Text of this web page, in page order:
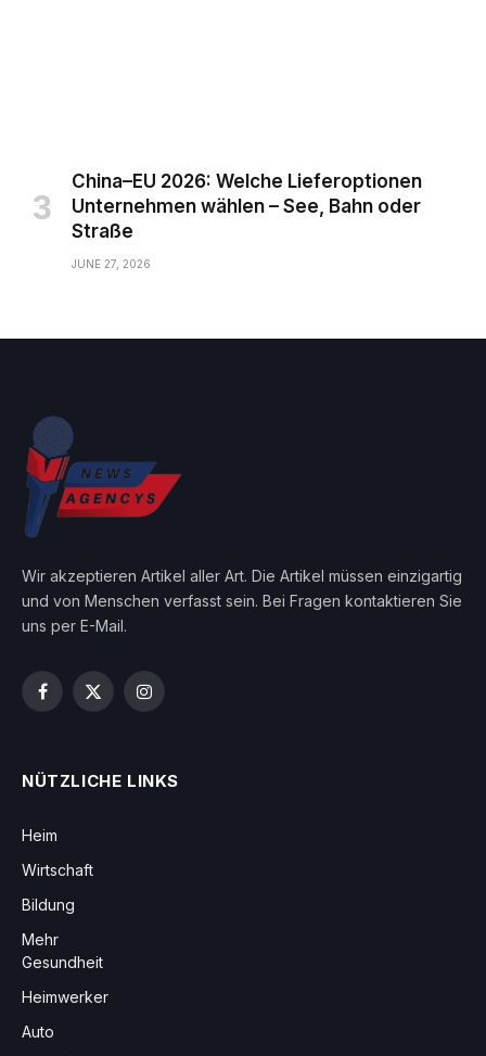
China–EU 2026: Welche Lieferoptionen
Unternehmen wählen – See, Bahn oder
Straße
JUNE 27, 2026
Wir akzeptieren Artikel aller Art. Die Artikel müssen einzigartig
und von Menschen verfasst sein. Bei Fragen kontaktieren Sie
uns per E-Mail.
Facebook
X
Instagram
NÜTZLICHE LINKS
Heim
Wirtschaft
Bildung
Mehr
Gesundheit
Heimwerker
Auto